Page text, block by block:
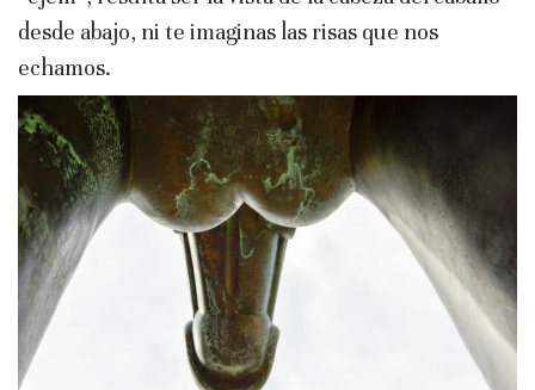
desde abajo, ni te imaginas las risas que nos
echamos.